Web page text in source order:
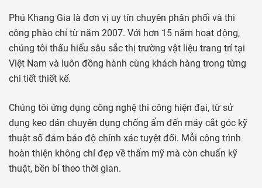
Phú Khang Gia là đơn vị uy tín chuyên phân phối và thi
công phào chỉ từ năm 2007. Với hơn 15 năm hoạt động,
chúng tôi thấu hiểu sâu sắc thị trường vật liệu trang trí tại
Việt Nam và luôn đồng hành cùng khách hàng trong từng
chi tiết thiết kế.
Chúng tôi ứng dụng công nghệ thi công hiện đại, từ sử
dụng keo dán chuyên dụng chống ẩm đến máy cắt góc kỹ
thuật số đảm bảo độ chính xác tuyệt đối. Mỗi công trình
hoàn thiện không chỉ đẹp về thẩm mỹ mà còn chuẩn kỹ
thuật, bền bỉ theo thời gian.